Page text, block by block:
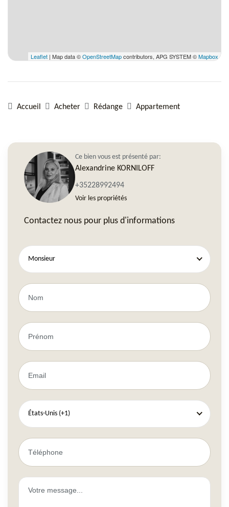
Leaflet | Map data ©OpenStreetMapcontributors, APG SYSTEM ©Mapbox
Accueil Acheter Rédange Appartement
Ce bien vous est présenté par:
Alexandrine KORNILOFF
+35228992494
Voir les propriétés
Contactez nous pour plus d'informations
Monsieur
États-Unis (+1)